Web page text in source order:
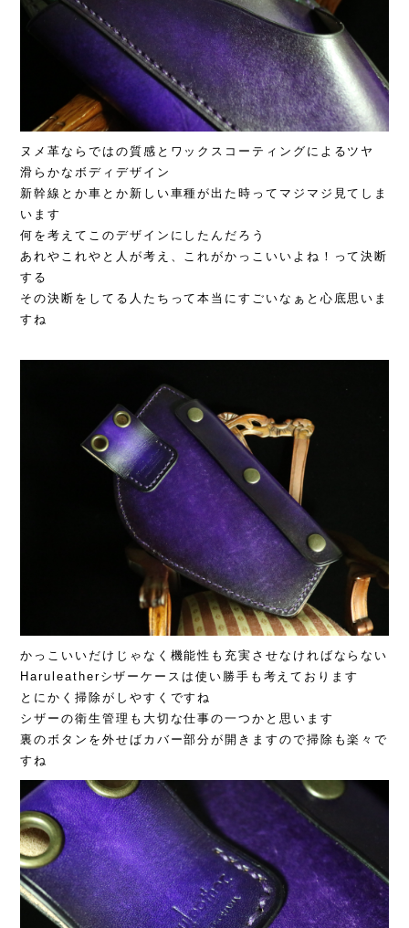
ヌメ革ならではの質感とワックスコーティングによるツヤ
滑らかなボディデザイン
新幹線とか車とか新しい車種が出た時ってマジマジ見てしま
います
何を考えてこのデザインにしたんだろう
あれやこれやと人が考え、これがかっこいいよね！って決断
する
その決断をしてる人たちって本当にすごいなぁと心底思いま
すね
かっこいいだけじゃなく機能性も充実させなければならない
Haruleatherシザーケースは使い勝手も考えております
とにかく掃除がしやすくですね
シザーの衛生管理も大切な仕事の一つかと思います
裏のボタンを外せばカバー部分が開きますので掃除も楽々で
すね